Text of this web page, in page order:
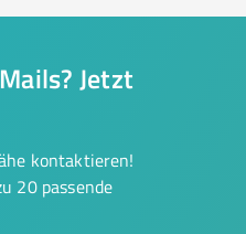
Jetzt
kontaktieren!
20 passende